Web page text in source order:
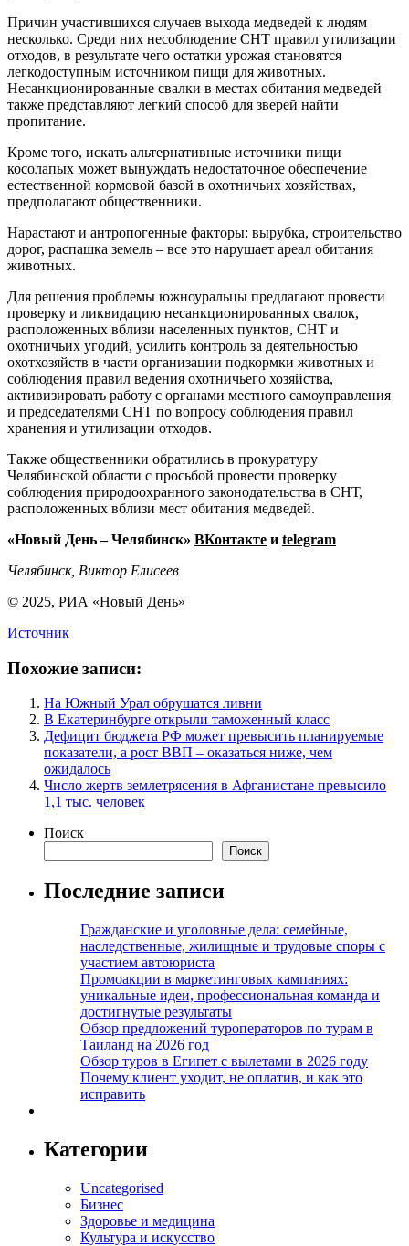
Причин участившихся случаев выхода медведей к людям
несколько. Среди них несоблюдение СНТ правил утилизации
отходов, в результате чего остатки урожая становятся
легкодоступным источником пищи для животных.
Несанкционированные свалки в местах обитания медведей
также представляют легкий способ для зверей найти
пропитание.
Кроме того, искать альтернативные источники пищи
косолапых может вынуждать недостаточное обеспечение
естественной кормовой базой в охотничьих хозяйствах,
предполагают общественники.
Нарастают и антропогенные факторы: вырубка, строительство
дорог, распашка земель – все это нарушает ареал обитания
животных.
Для решения проблемы южноуральцы предлагают провести
проверку и ликвидацию несанкционированных свалок,
расположенных вблизи населенных пунктов, СНТ и
охотничьих угодий, усилить контроль за деятельностью
охотхозяйств в части организации подкормки животных и
соблюдения правил ведения охотничьего хозяйства,
активизировать работу с органами местного самоуправления
и председателями СНТ по вопросу соблюдения правил
хранения и утилизации отходов.
Также общественники обратились в прокуратуру
Челябинской области с просьбой провести проверку
соблюдения природоохранного законодательства в СНТ,
расположенных вблизи мест обитания медведей.
«Новый День – Челябинск» ВКонтакте и telegram
Челябинск, Виктор Елисеев
© 2025, РИА «Новый День»
Источник
Похожие записи:
На Южный Урал обрушатся ливни
В Екатеринбурге открыли таможенный класс
Дефицит бюджета РФ может превысить планируемые
показатели, а рост ВВП – оказаться ниже, чем
ожидалось
Число жертв землетрясения в Афганистане превысило
1,1 тыс. человек
Поиск
Поиск
Последние записи
Гражданские и уголовные дела: семейные,
наследственные, жилищные и трудовые споры с
участием автоюриста
Промоакции в маркетинговых кампаниях:
уникальные идеи, профессиональная команда и
достигнутые результаты
Обзор предложений туроператоров по турам в
Таиланд на 2026 год
Обзор туров в Египет с вылетами в 2026 году
Почему клиент уходит, не оплатив, и как это
исправить
Категории
Uncategorised
Бизнес
Здоровье и медицина
Культура и искусство